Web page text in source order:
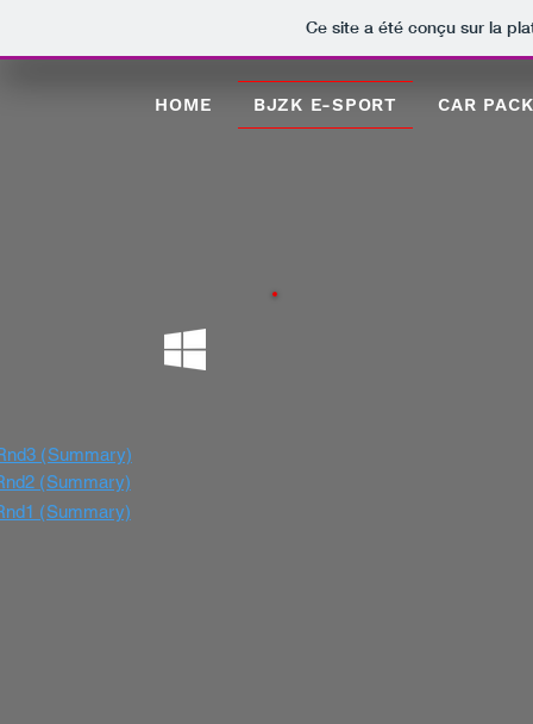
Ce site a été conçu sur la
HOME BJZK E-SPORT CAR PACK
(Summary)
(Summary)
(Summary)